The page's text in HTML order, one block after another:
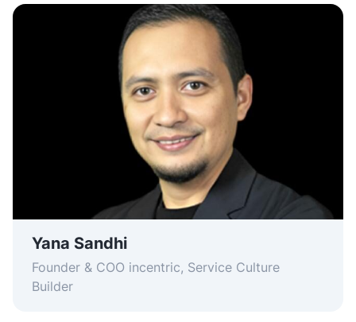
Yana Sandhi
Founder & COO incentric, Service Culture
Builder